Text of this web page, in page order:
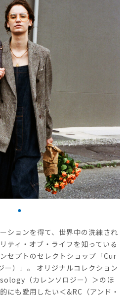
ションを得て、世界中の洗練され
ティ・オブ・ライフを知っている
セプトのセレクトショップ「Cur
）」。 オリジナルコレクション
（カレンソロジー）＞のほ
にも愛用したい＜&RC（アンド・